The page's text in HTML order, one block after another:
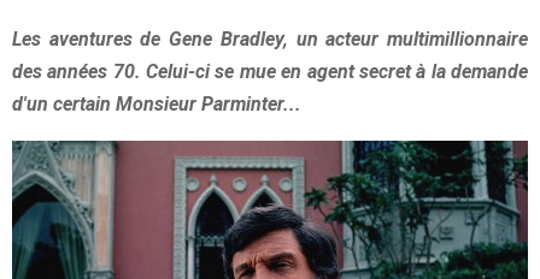
Les aventures de Gene Bradley, un acteur multimillionnaire
des années 70. Celui-ci se mue en agent secret à la demande
d'un certain Monsieur Parminter...